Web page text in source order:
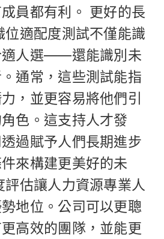
員都有利。 更好的長
位適配度測試不僅能識
適人選——還能識別未
通常，這些測試能指
，並更容易將他們引
色。這支持人才發
過賦予人們長期進步
來構建更美好的未
評估讓人力資源專業人
地位。公司可以更聰
高效的團隊，並能更